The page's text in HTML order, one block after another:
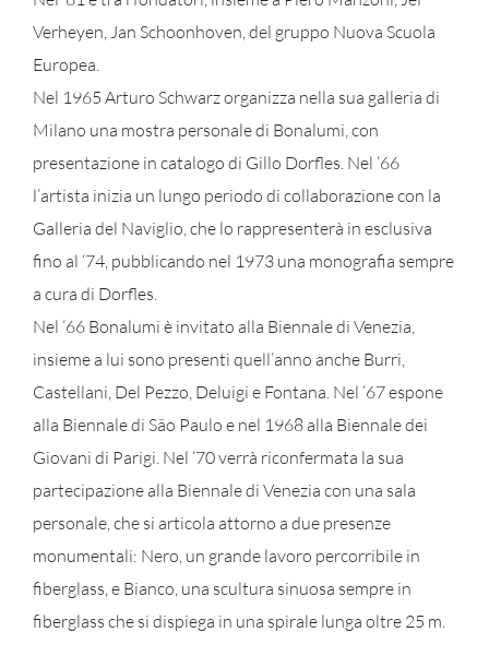
Verheyen, Jan Schoonhoven, del gruppo Nuova Scuola
Europea.
Nel 1965 Arturo Schwarz organizza nella sua galleria di
Milano una mostra personale di Bonalumi, con
presentazione in catalogo di Gillo Dorfles. Nel ‘66
l’artista inizia un lungo periodo di collaborazione con la
Galleria del Naviglio, che lo rappresenterà in esclusiva
fino al ‘74, pubblicando nel 1973 una monografia sempre
a cura di Dorfles.
Nel ‘66 Bonalumi è invitato alla Biennale di Venezia,
insieme a lui sono presenti quell’anno anche Burri,
Castellani, Del Pezzo, Deluigi e Fontana. Nel ‘67 espone
alla Biennale di São Paulo e nel 1968 alla Biennale dei
Giovani di Parigi. Nel ‘70 verrà riconfermata la sua
partecipazione alla Biennale di Venezia con una sala
personale, che si articola attorno a due presenze
monumentali: Nero, un grande lavoro percorribile in
fiberglass, e Bianco, una scultura sinuosa sempre in
fiberglass che si dispiega in una spirale lunga oltre 25 m.